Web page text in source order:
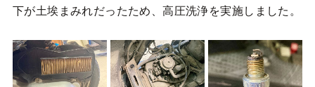
下が土埃まみれだったため、高圧洗浄を実施しました。